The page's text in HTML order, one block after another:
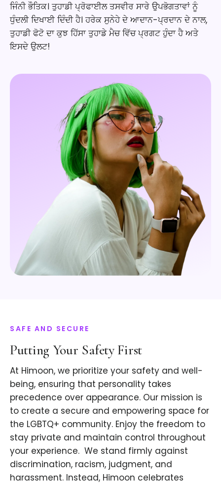
ਜਿੰਨੀ ਭੌਤਿਕ। ਤੁਹਾਡੀ ਪ੍ਰੋਫਾਈਲ ਤਸਵੀਰ ਸਾਰੇ ਉਪਭੋਗਤਾਵਾਂ ਨੂੰ
ਧੁੰਦਲੀ ਦਿਖਾਈ ਦਿੰਦੀ ਹੈ। ਹਰੇਕ ਸੁਨੇਹੇ ਦੇ ਆਦਾਨ-ਪ੍ਰਦਾਨ ਦੇ ਨਾਲ,
ਤੁਹਾਡੀ ਫੋਟੋ ਦਾ ਕੁਝ ਹਿੱਸਾ ਤੁਹਾਡੇ ਮੈਚ ਵਿੱਚ ਪ੍ਰਗਟ ਹੁੰਦਾ ਹੈ ਅਤੇ
ਇਸਦੇ ਉਲਟ!
SAFE AND SECURE
Putting Your Safety First
At Himoon, we prioritize your safety and well-
being, ensuring that personality takes
precedence over appearance. Our mission is
to create a secure and empowering space for
the LGBTQ+ community. Enjoy the freedom to
stay private and maintain control throughout
your experience. ​ We stand firmly against
discrimination, racism, judgment, and
harassment. Instead, Himoon celebrates